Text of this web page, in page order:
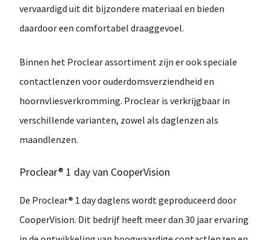
vervaardigd uit dit bijzondere materiaal en bieden
daardoor een comfortabel draaggevoel.
Binnen het Proclear assortiment zijn er ook speciale
contactlenzen voorouderdomsverziendheid en
hoornvliesverkromming. Proclear is verkrijgbaar in
verschillende varianten, zowel als daglenzen als
maandlenzen.
Proclear® 1 day van CooperVision
De Proclear® 1 daydaglens wordt geproduceerd door
CooperVision. Dit bedrijf heeft meer dan 30 jaar ervaring